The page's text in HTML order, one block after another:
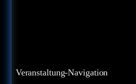
Veranstaltung-Navigation